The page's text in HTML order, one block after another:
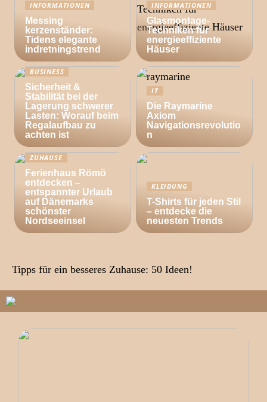
INFORMATIONEN
Messing
kerzenständer:
Tidens elegante
indretningstrend
INFORMATIONEN
Glasmontage-
Techniken für
energieeffiziente
Häuser
BUSINESS
Sicherheit &
Stabilität bei der
Lagerung schwerer
Lasten: Worauf beim
Regalaufbau zu
achten ist
IT
Die Raymarine
Axiom
Navigationsrevolutio
n
ZUHAUSE
Ferienhaus Römö
entdecken –
entspannter Urlaub
auf Dänemarks
schönster
Nordseeinsel
KLEIDUNG
T-Shirts für jeden Stil
– entdecke die
neuesten Trends
Tipps für ein besseres Zuhause: 50 Ideen!